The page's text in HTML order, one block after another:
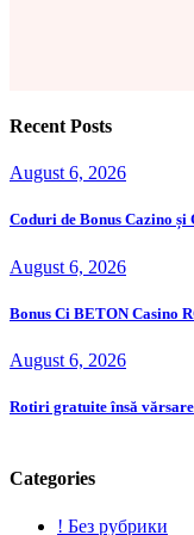
Recent Posts
August 6, 2026
Coduri de Bonus Cazino
August 6, 2026
Bonus Ci BETON Casino
August 6, 2026
Rotiri gratuite însă
Categories
! Без рубрики